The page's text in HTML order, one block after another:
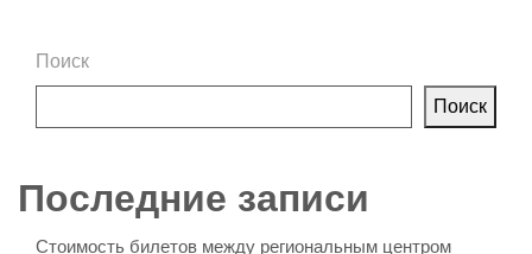
Поиск
Поиск
Последние записи
Стоимость билетов между региональным центром